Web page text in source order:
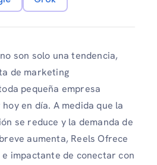
son solo una tendencia,
de marketing
pequeña empresa
en día. A medida que la
se reduce y la demanda de
aumenta, Reels Ofrece
impactante de conectar con